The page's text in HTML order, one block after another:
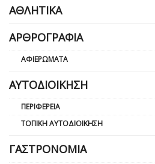
ΑΘΛΗΤΙΚΆ
ΑΡΘΡΟΓΡΑΦΊΑ
ΑΦΙΕΡΏΜΑΤΑ
ΑΥΤΟΔΙΟΊΚΗΣΗ
ΠΕΡΙΦΈΡΕΙΑ
ΤΟΠΙΚΉ ΑΥΤΟΔΙΟΊΚΗΣΗ
ΓΑΣΤΡΟΝΟΜΊΑ